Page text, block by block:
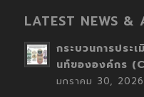
LATEST NEWS &
กระบวนการประ
นท์ขององค์กร
มกราคม 30,